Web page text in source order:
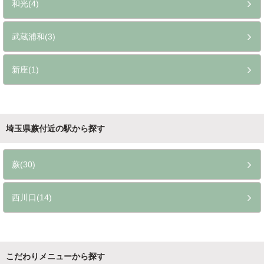
和光(4)
武蔵浦和(3)
新座(1)
埼玉県蕨付近の駅から探す
蕨(30)
西川口(14)
こだわりメニューから探す